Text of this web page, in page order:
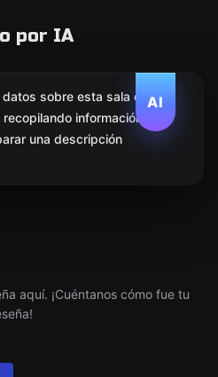
por IA
AI
sobre esta sala de
información
una descripción
aquí. ¡Cuéntanos cómo fue tu